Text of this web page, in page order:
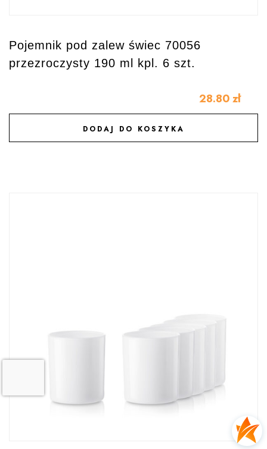
Pojemnik pod zalew świec 70056
przezroczysty 190 ml kpl. 6 szt.
28.80 zł
DODAJ DO KOSZYKA
DODAJ DO ULUBIONYCH